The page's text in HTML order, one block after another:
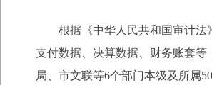
根据《中华人民共和国审计法
支付数据、决算数据、财务账套等
局、市文联等6个部门本级及所属